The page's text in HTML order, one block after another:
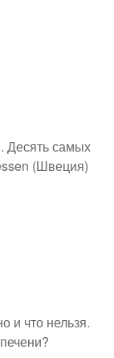
Десять самых
(Швеция)
и что нельзя.